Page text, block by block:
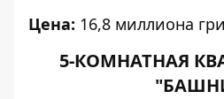
Цена: 16,8 миллиона
5-КОМНАТНАЯ